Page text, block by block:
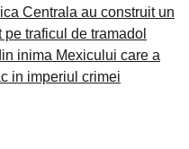
Centrala au construit un
traficul de tramadol
inima Mexicului care a
in imperiul crimei